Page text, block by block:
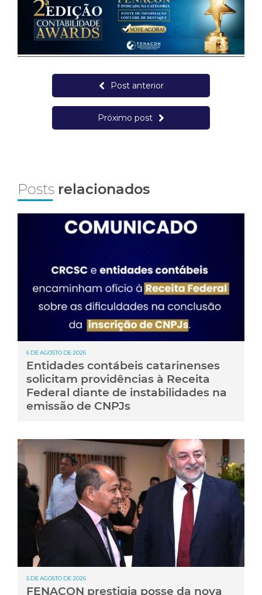
Post anterior
Próximo post
Posts relacionados
6 DE AGOSTO DE 2026
Entidades contábeis catarinenses
solicitam providências à Receita
Federal diante de instabilidades na
emissão de CNPJs
5 DE AGOSTO DE 2026
FENACON prestigia posse da nova